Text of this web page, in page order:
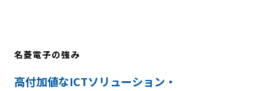
名菱電子の強み
高付加値なICTソリューション・